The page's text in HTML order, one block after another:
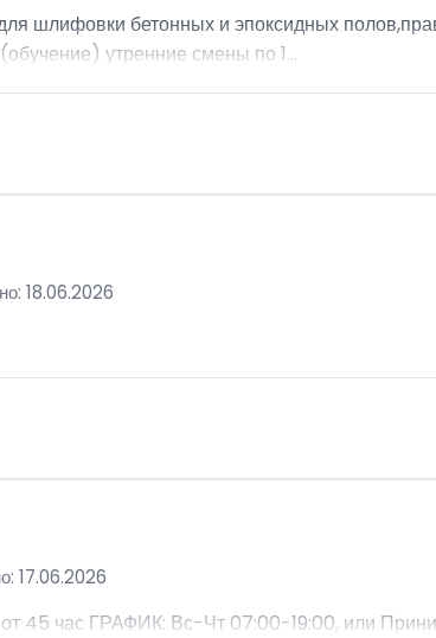
шлифовки бетонных и эпоксидных
утренние смены по 1...
18.06.2026
17.06.2026
час ГРАФИК: Вс-Чт 07:00-19:00, или